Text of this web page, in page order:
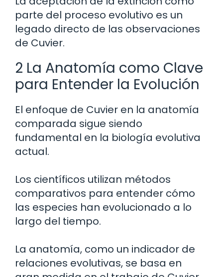
parte del proceso evolutivo es un
legado directo de las observaciones
de Cuvier.
2 La Anatomía como Clave
para Entender la Evolución
El enfoque de Cuvier en la anatomía
comparada sigue siendo
fundamental en la biología evolutiva
actual.
Los científicos utilizan métodos
comparativos para entender cómo
las especies han evolucionado a lo
largo del tiempo.
La anatomía, como un indicador de
relaciones evolutivas, se basa en